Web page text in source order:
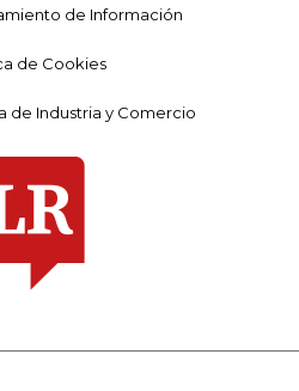
de Información
de Cookies
de Industria y Comercio